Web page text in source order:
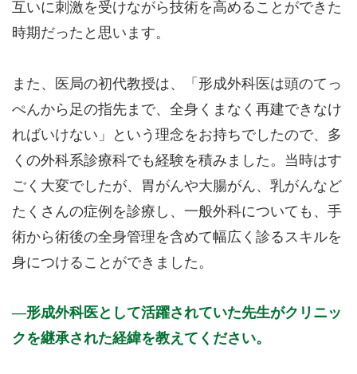
互いに刺激を受けながら技術を高めることができた
時期だったと思います。
また、医局の初代教授は、「形成外科医は頭のてっ
ぺんから足の指先まで、全身くまなく再建できなけ
ればいけない」という理念をお持ちでしたので、多
くの外科系診療科でも経験を積みました。当時はす
ごく大変でしたが、胃がんや大腸がん、乳がんなど
たくさんの症例を診療し、一般外科についても、手
術から術後の全身管理を含めて幅広く診るスキルを
身につけることができました。
形成外科医として活躍されていた先生がクリニッ
クを継承された経緯を教えてください。